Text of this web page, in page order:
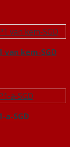
van kem-SGD
a-SGD